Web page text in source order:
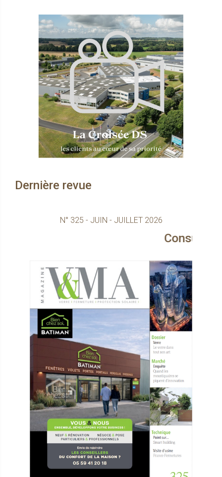
Dernière revue
N° 325 - JUIN - JUILLET 2026
Consultez le magazine